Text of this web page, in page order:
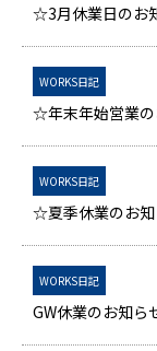
☆3月休業日のお
WORKS日記
☆年末年始営業
WORKS日記
☆夏季休業のお
WORKS日記
GW休業のお知ら